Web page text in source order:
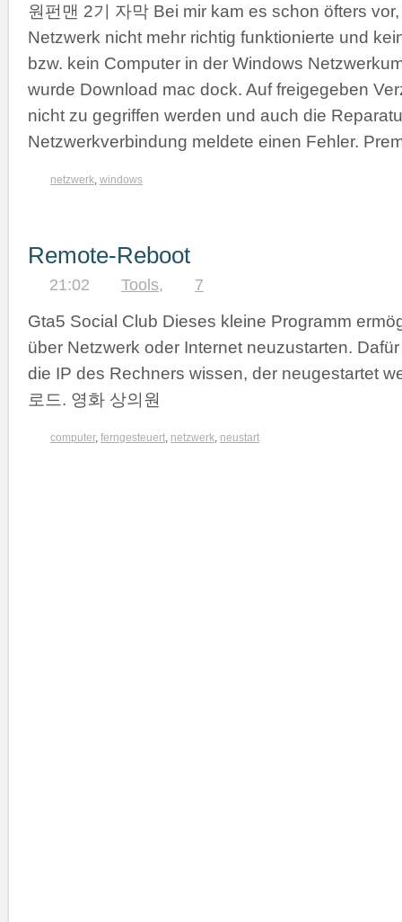
원펀맨 2기 자막 Bei mir kam es schon öfters
Netzwerk nicht mehr richtig funktionierte und
bzw. kein Computer in der Windows
wurde Download mac dock. Auf freigegeben
nicht zu gegriffen werden und auch die
Netzwerkverbindung meldete einen Fehler.
netzwerk, windows
Remote-Reboot
21:02 Tools, 7
Gta5 Social Club Dieses kleine Programm
über Netzwerk oder Internet neuzustarten.
die IP des Rechners wissen, der neugestartet
로드. 영화 상의원
computer, ferngesteuert netzwerk neustart